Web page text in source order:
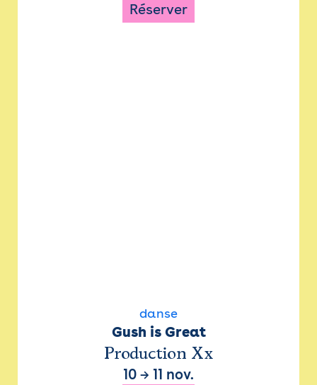
Réserver
danse
Gush is Great
Production Xx
10 → 11 nov.